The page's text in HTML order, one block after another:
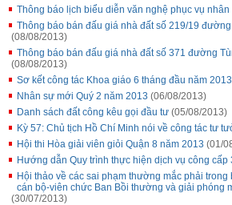
Thông báo lịch biểu diễn văn nghệ phục vụ nhân
Thông báo bán đấu giá nhà đất số 219/19
(08/08/2013)
Thông báo bán đấu giá nhà đất số 371 đường
(08/08/2013)
Sơ kết công tác Khoa giáo 6 tháng đầu năm 2013
Nhân sự mới Quý 2 năm 2013 (06/08/2013)
Danh sách đất công kêu gọi đầu tư (05/08/2013)
Kỳ 57: Chủ tịch Hồ Chí Minh nói về công tác tư
Hội thi Hòa giải viên giỏi Quận 8 năm 2013 (01/
Hướng dẫn Quy trình thực hiện dịch vụ công cấp
Hội thảo về các sai phạm thường mắc phải
cán bộ-viên chức Ban Bồi thường và giải phóng
(30/07/2013)